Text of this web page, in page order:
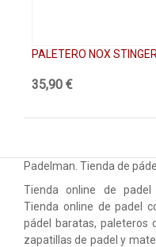
PALETERO NOX
35,90 €
Padelman. Tienda de
Tienda online de padel
Tienda online de padel
pádel baratas, paleteros
zapatillas de padel y